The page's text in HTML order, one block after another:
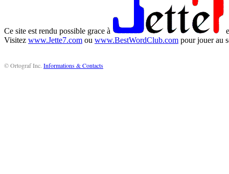
Ce site est rendu possible grace à
Visitez www.Jette7.com ou www.BestWordClub.com pour jouer au
© Ortograf Inc. Informations & Contacts